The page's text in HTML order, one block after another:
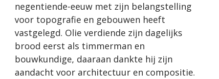
negentiende-eeuw met zijn belangstelling
voor topografie en gebouwen heeft
vastgelegd. Olie verdiende zijn dagelijks
brood eerst als timmerman en
bouwkundige, daaraan dankte hij zijn
aandacht voor architectuur en compositie.